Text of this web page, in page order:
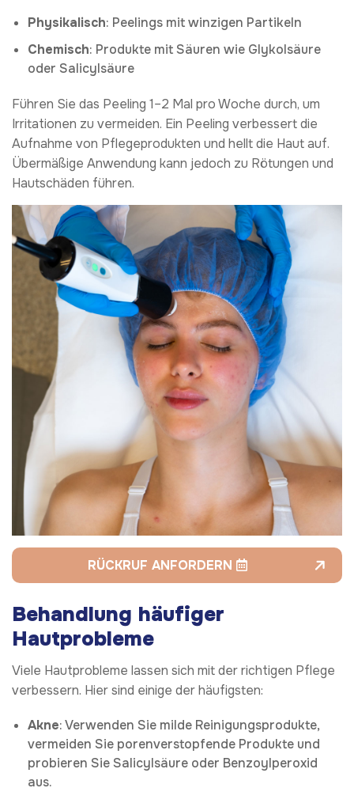
Physikalisch: Peelings mit winzigen Partikeln
Chemisch: Produkte mit Säuren wie Glykolsäure
oder Salicylsäure
Führen Sie das Peeling 1–2 Mal pro Woche durch, um
Irritationen zu vermeiden. Ein Peeling verbessert die
Aufnahme von Pflegeprodukten und hellt die Haut auf.
Übermäßige Anwendung kann jedoch zu Rötungen und
Hautschäden führen.
RÜCKRUF ANFORDERN
Behandlung häufiger
Hautprobleme
Viele Hautprobleme lassen sich mit der richtigen Pflege
verbessern. Hier sind einige der häufigsten:
Akne: Verwenden Sie milde Reinigungsprodukte,
vermeiden Sie porenverstopfende Produkte und
probieren Sie Salicylsäure oder Benzoylperoxid
aus.